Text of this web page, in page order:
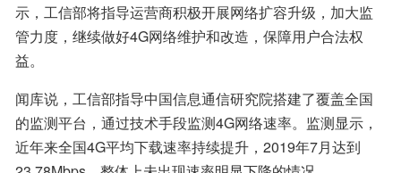
示，工信部将指导运营商积极开展网络扩容升级，加大监
管力度，继续做好4G网络维护和改造，保障用户合法权
益。
闻库说，工信部指导中国信息通信研究院搭建了覆盖全国
的监测平台，通过技术手段监测4G网络速率。监测显示，
近年来全国4G平均下载速率持续提升，2019年7月达到